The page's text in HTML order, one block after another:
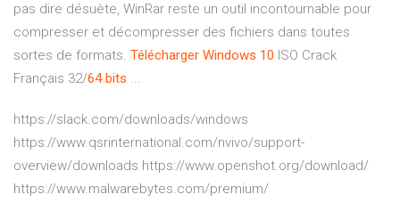
pas dire désuète, WinRar reste un outil incontournable pour
compresser et décompresser des fichiers dans toutes
sortes de formats. Télécharger Windows 10 ISO Crack
Français 32/64 bits ...
https://slack.com/downloads/windows
https://www.qsrinternational.com/nvivo/support-
overview/downloads https://www.openshot.org/download/
https://www.malwarebytes.com/premium/